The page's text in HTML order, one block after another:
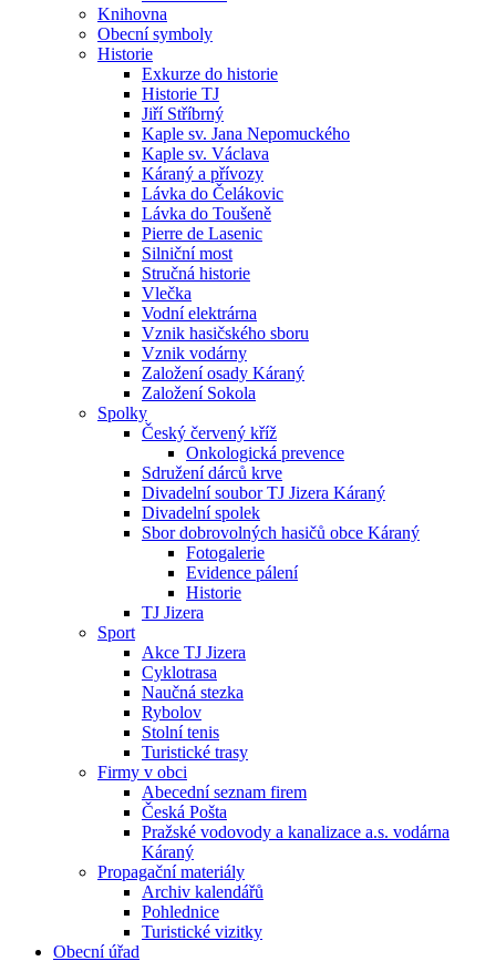
Knihovna
Obecní symboly
Historie
Exkurze do historie
Historie TJ
Jiří Stříbrný
Kaple sv. Jana Nepomuckého
Kaple sv. Václava
Káraný a přívozy
Lávka do Čelákovic
Lávka do Toušeně
Pierre de Lasenic
Silniční most
Stručná historie
Vlečka
Vodní elektrárna
Vznik hasičského sboru
Vznik vodárny
Založení osady Káraný
Založení Sokola
Spolky
Český červený kříž
Onkologická prevence
Sdružení dárců krve
Divadelní soubor TJ Jizera Káraný
Divadelní spolek
Sbor dobrovolných hasičů obce Káraný
Fotogalerie
Evidence pálení
Historie
TJ Jizera
Sport
Akce TJ Jizera
Cyklotrasa
Naučná stezka
Rybolov
Stolní tenis
Turistické trasy
Firmy v obci
Abecední seznam firem
Česká Pošta
Pražské vodovody a kanalizace a.s. vodárna
Káraný
Propagační materiály
Archiv kalendářů
Pohlednice
Turistické vizitky
Obecní úřad